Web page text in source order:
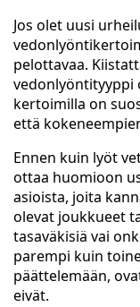
Jos olet uusi
pelottavaa.
vedonlyöntityyppi
kertoimilla on
että
Ennen kuin lyöt
ottaa huomioon
asioista, joita
olevat joukkueet
tasaväkisiä vai
parempi kuin
päättelemään,
eivät.